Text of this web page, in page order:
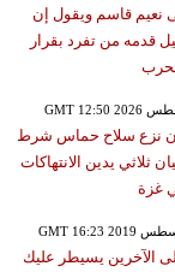
نعيم قاسم ويقول إن
قدمه من تفرد بقرار
نزع سلاح حماس شرط
ثلاثي يدين الانتهاكات
غزة
الآخرين يسيطر عليك